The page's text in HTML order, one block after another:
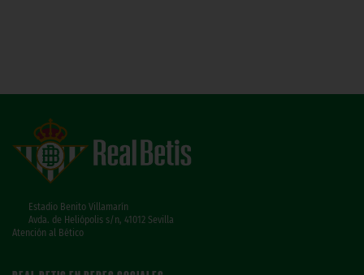
Estadio Benito Villamarín
Avda. de Heliópolis s/n, 41012 Sevilla
Atención al Bético